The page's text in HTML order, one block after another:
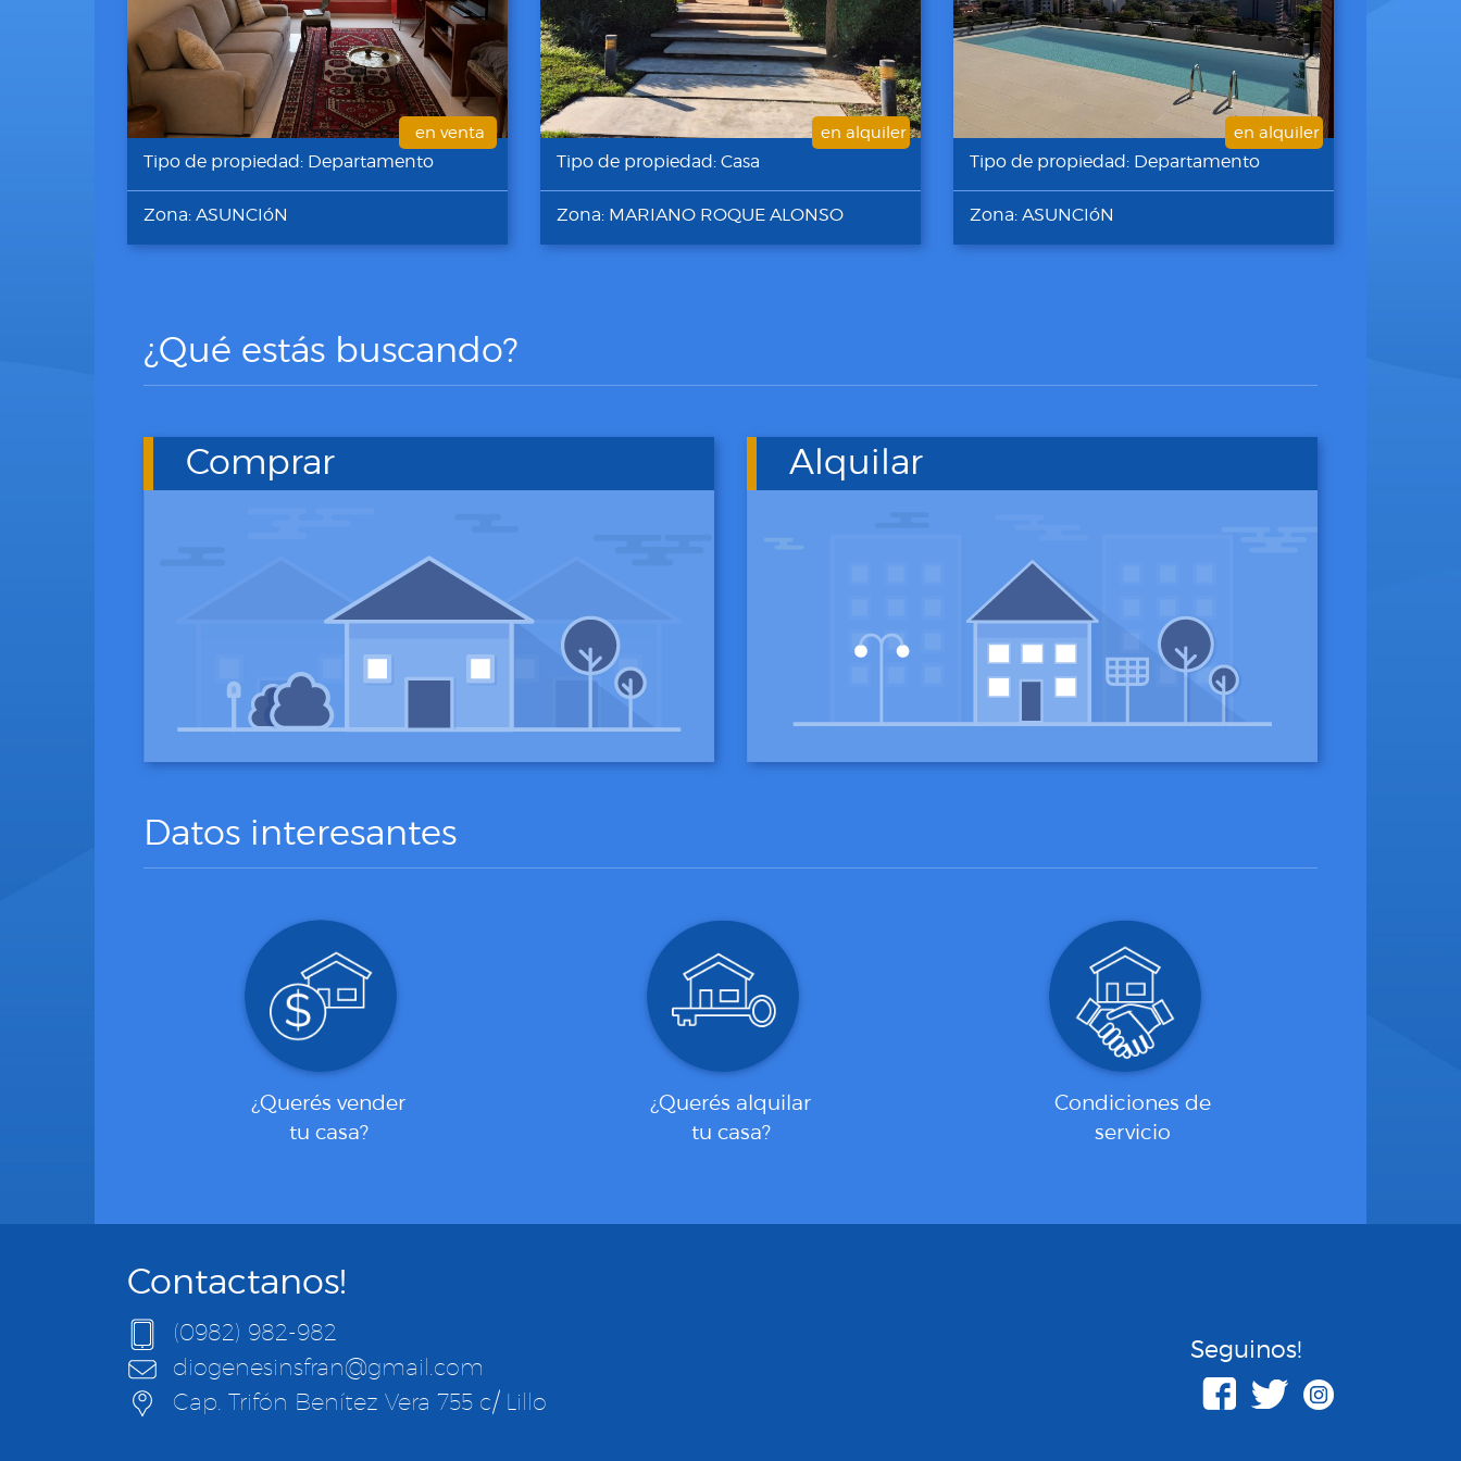
en venta
Tipo de propiedad: Departamento
Zona: ASUNCIóN
en alquiler
Tipo de propiedad: Casa
Zona: MARIANO ROQUE ALONSO
en alquiler
Tipo de propiedad: Departamento
Zona: ASUNCIóN
¿Qué estás buscando?
Comprar Alquilar
Datos interesantes
¿Querés vender
tu casa?
¿Querés alquilar
tu casa?
Condiciones de
servicio
Contactanos!
(0982) 982-982
diogenesinsfran@gmail.com
Cap. Trifón Benítez Vera 755 c/ Lillo
Seguinos!